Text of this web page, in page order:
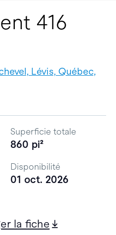
416
Lévis, Québec,
Superficie totale
860 pi²
Disponibilité
01 oct. 2026
la fiche